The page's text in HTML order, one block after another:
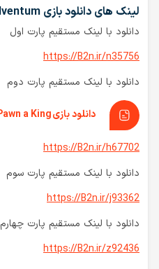
لینک های دانلود بازی Book of Adventum
دانلود با لینک مستقیم پارت اول
https://B2n.ir/n35756
دانلود با لینک مستقیم پارت دوم
دانلود بازی Once a Pawn a King برای کامپیوتر
https://B2n.ir/h67702
دانلود با لینک مستقیم پارت سوم
https://B2n.ir/j93362
دانلود با لینک مستقیم پارت چهارم
https://B2n.ir/z92436